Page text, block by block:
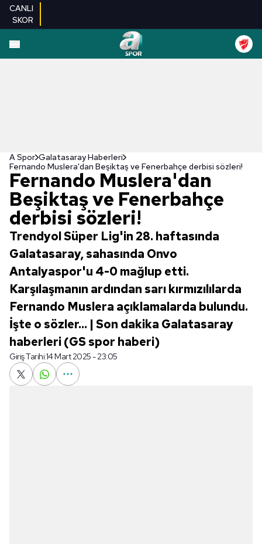
CANLI
SKOR
A Spor Galatasaray Haberleri
Fernando Muslera'dan Beşiktaş ve Fenerbahçe derbisi sözleri!
Fernando Muslera'dan
Beşiktaş ve Fenerbahçe
derbisi sözleri!
Trendyol Süper Lig'in 28. haftasında
Galatasaray, sahasında Onvo
Antalyaspor'u 4-0 mağlup etti.
Karşılaşmanın ardından sarı kırmızılılarda
Fernando Muslera açıklamalarda bulundu.
İşte o sözler... | Son dakika Galatasaray
haberleri (GS spor haberi)
Giriş Tarihi:14 Mart 2025 - 23:05